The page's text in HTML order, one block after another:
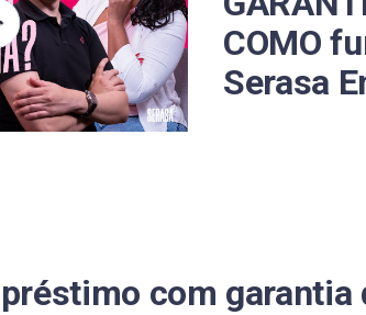
COMO
Serasa
com garantia